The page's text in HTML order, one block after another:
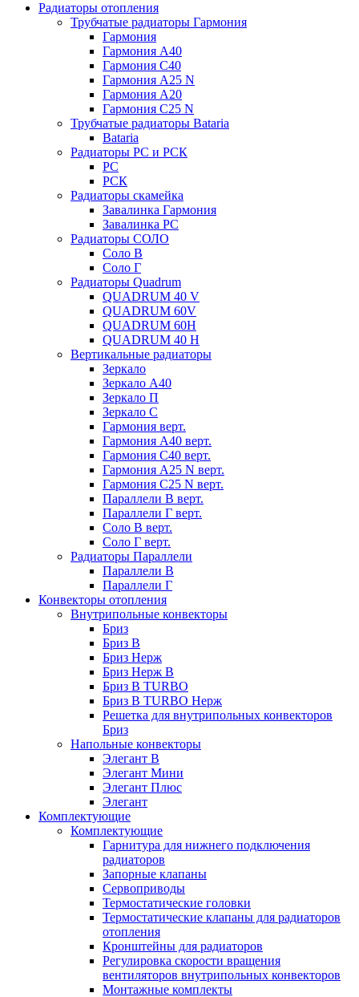
Радиаторы отопления
Трубчатые радиаторы Гармония
Гармония
Гармония А40
Гармония С40
Гармония А25 N
Гармония А20
Гармония С25 N
Трубчатые радиаторы Bataria
Bataria
Радиаторы РС и РСК
РС
РСК
Радиаторы скамейка
Завалинка Гармония
Завалинка РС
Радиаторы СОЛО
Соло В
Соло Г
Радиаторы Quadrum
QUADRUM 40 V
QUADRUM 60V
QUADRUM 60H
QUADRUM 40 H
Вертикальные радиаторы
Зеркало
Зеркало А40
Зеркало П
Зеркало С
Гармония верт.
Гармония А40 верт.
Гармония С40 верт.
Гармония А25 N верт.
Гармония С25 N верт.
Параллели В верт.
Параллели Г верт.
Соло В верт.
Соло Г верт.
Радиаторы Параллели
Параллели В
Параллели Г
Конвекторы отопления
Внутрипольные конвекторы
Бриз
Бриз В
Бриз Нерж
Бриз Нерж В
Бриз В TURBO
Бриз В TURBO Нерж
Решетка для внутрипольных конвекторов
Бриз
Напольные конвекторы
Элегант В
Элегант Мини
Элегант Плюс
Элегант
Комплектующие
Комплектующие
Гарнитура для нижнего подключения
радиаторов
Запорные клапаны
Сервоприводы
Термостатические головки
Термостатические клапаны для радиаторов
отопления
Кронштейны для радиаторов
Регулировка скорости вращения
вентиляторов внутрипольных конвекторов
Монтажные комплекты